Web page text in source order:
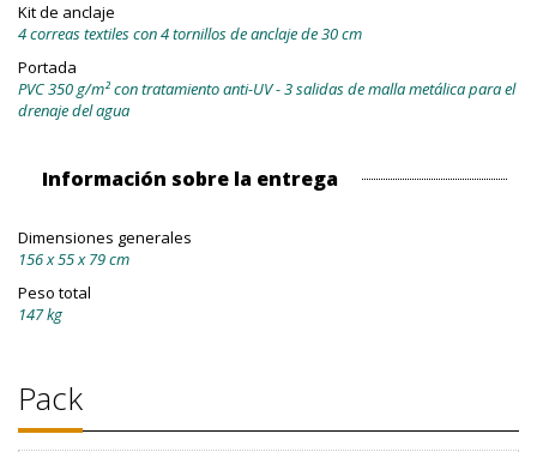
Kit de anclaje
4 correas textiles con 4 tornillos de anclaje de 30 cm
Portada
PVC 350 g/m² con tratamiento anti-UV - 3 salidas de malla metálica para el
drenaje del agua
Información sobre la entrega
Dimensiones generales
156 x 55 x 79 cm
Peso total
147 kg
Pack